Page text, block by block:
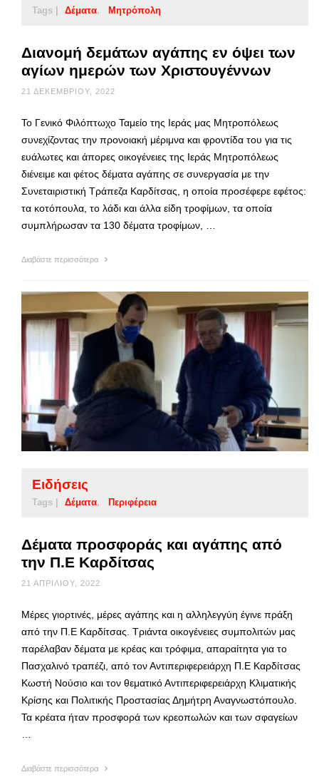
Tags | Δέματα Μητρόπολη
Διανομή δεμάτων αγάπης εν όψει των
αγίων ημερών των Χριστουγέννων
21 ΔΕΚΕΜΒΡΊΟΥ, 2022
Το Γενικό Φιλόπτωχο Ταμείο της Ιεράς μας Μητροπόλεως
συνεχίζοντας την προνοιακή μέριμνα και φροντίδα του για τις
ευάλωτες και άπορες οικογένειες της Ιεράς Μητροπόλεως
διένειμε και φέτος δέματα αγάπης σε συνεργασία με την
Συνεταιριστική Τράπεζα Καρδίτσας, η οποία προσέφερε εφέτος:
τα κοτόπουλα, το λάδι και άλλα είδη τροφίμων, τα οποία
συμπλήρωσαν τα 130 δέματα τροφίμων, …
Διαβάστε περισσότερα
Ειδήσεις
Tags | Δέματα Περιφέρεια
Δέματα προσφοράς και αγάπης από
την Π.Ε Καρδίτσας
21 ΑΠΡΙΛΊΟΥ, 2022
Μέρες γιορτινές, μέρες αγάπης και η αλληλεγγύη έγινε πράξη
από την Π.Ε Καρδίτσας. Τριάντα οικογένειες συμπολιτών μας
παρέλαβαν δέματα με κρέας και τρόφιμα, απαραίτητα για το
Πασχαλινό τραπέζι, από τον Αντιπεριφερειάρχη Π.Ε Καρδίτσας
Κωστή Νούσιο και τον θεματικό Αντιπεριφερειάρχη Κλιματικής
Κρίσης και Πολιτικής Προστασίας Δημήτρη Αναγνωστόπουλο.
Τα κρέατα ήταν προσφορά των κρεοπωλών και των σφαγείων
Διαβάστε περισσότερα